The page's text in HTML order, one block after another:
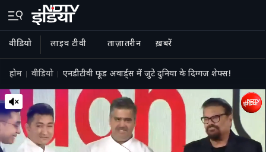
वीडियो लाइव टीवी ताज़ातरीन ख़बरें
होम वीडियो एनडीटीवी फूड अवार्ड्स में जुटे दुनिया के दिग्गज शेफ्स!